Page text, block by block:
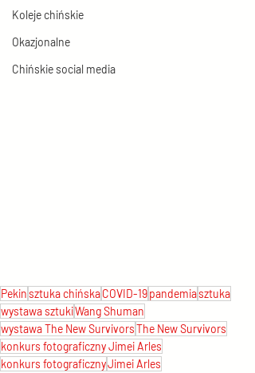
Koleje chińskie
Okazjonalne
Chińskie social media
Pekinsztuka chińskaCOVID-19pandemiasztuka
wystawa sztukiWang Shuman
wystawa The New SurvivorsThe New Survivors
konkurs fotograficzny Jimei Arles
konkurs fotograficznyJimei Arles